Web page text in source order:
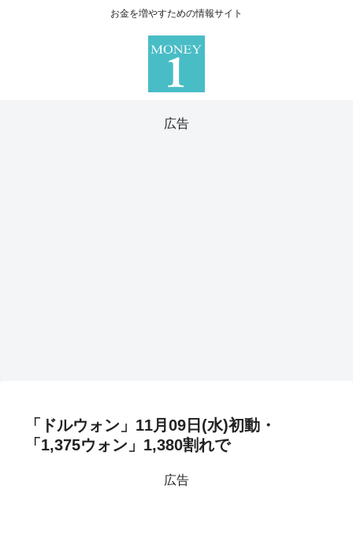
お金を増やすための情報サイト
広告
「ドルウォン」11月09日(水)初動・
「1,375ウォン」1,380割れで
広告